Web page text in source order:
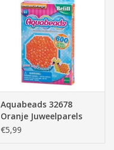
Aquabeads 32678
Oranje Juweelparels
€5,99